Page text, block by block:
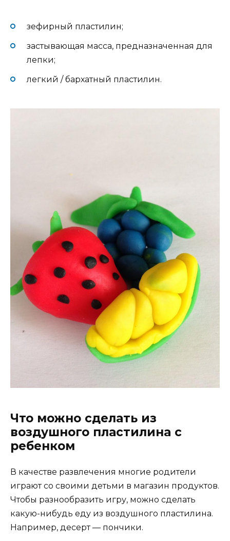
зефирный пластилин;
застывающая масса, предназначенная для
лепки;
легкий / бархатный пластилин.
Что можно сделать из
воздушного пластилина с
ребенком
В качестве развлечения многие родители
играют со своими детьми в магазин продуктов.
Чтобы разнообразить игру, можно сделать
какую-нибудь еду из воздушного пластилина.
Например, десерт — пончики.